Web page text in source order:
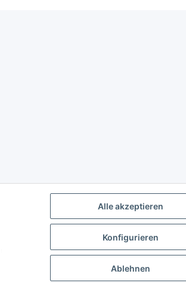
Alle akzeptieren
Konfigurieren
Ablehnen